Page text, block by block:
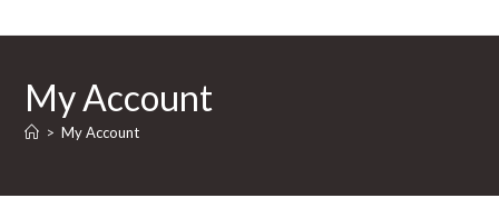
My Account
> My Account